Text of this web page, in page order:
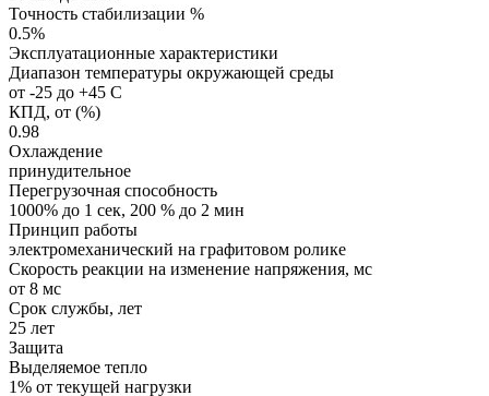
Точность стабилизации %
0.5%
Эксплуатационные характеристики
Диапазон температуры окружающей среды
от -25 до +45 С
КПД, от (%)
0.98
Охлаждение
принудительное
Перегрузочная способность
1000% до 1 сек, 200 % до 2 мин
Принцип работы
электромеханический на графитовом ролике
Скорость реакции на изменение напряжения, мс
от 8 мс
Срок службы, лет
25 лет
Защита
Выделяемое тепло
1% от текущей нагрузки